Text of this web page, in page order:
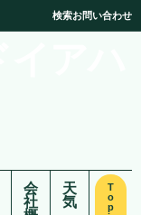
検索お問い合わせ
会
社
天
気
T
o
p